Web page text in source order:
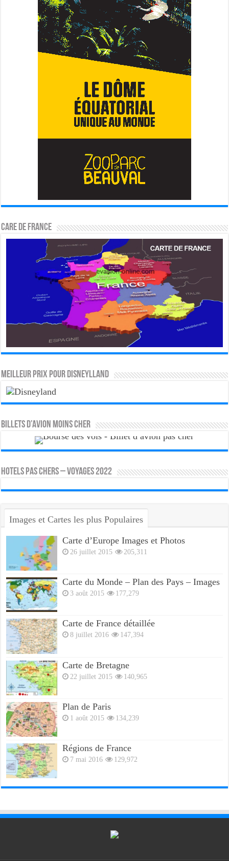
CARE DE FRANCE
MEILLEUR PRIX POUR DISNEYLLAND
Billets d’avion moins cher
HOTELS PAS CHERS – VOYAGES 2022
Images et Cartes les plus Populaires
Carte d’Europe Images et Photos
26 juillet 2015 205,311
Carte du Monde – Plan des Pays – Images
3 août 2015 177,279
Carte de France détaillée
8 juillet 2016 147,394
Carte de Bretagne
22 juillet 2015 140,965
Plan de Paris
1 août 2015 134,239
Régions de France
7 mai 2016 129,972